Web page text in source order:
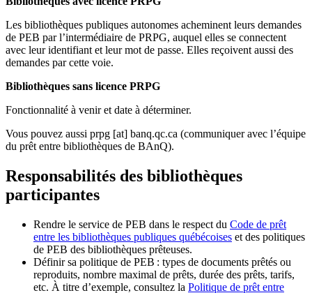
Les bibliothèques publiques autonomes acheminent leurs demandes
de PEB par l’intermédiaire de PRPG, auquel elles se connectent
avec leur identifiant et leur mot de passe. Elles reçoivent aussi des
demandes par cette voie.
Bibliothèques sans licence PRPG
Fonctionnalité à venir et date à déterminer.
Vous pouvez aussi prpg [at] banq.qc.ca (communiquer avec l’équipe
du prêt entre bibliothèques de BAnQ).
Responsabilités des bibliothèques
participantes
Rendre le service de PEB dans le respect du Code de prêt
entre les bibliothèques publiques québécoises et des politiques
de PEB des bibliothèques prêteuses.
Définir sa politique de PEB : types de documents prêtés ou
reproduits, nombre maximal de prêts, durée des prêts, tarifs,
etc. À titre d’exemple, consultez la Politique de prêt entre